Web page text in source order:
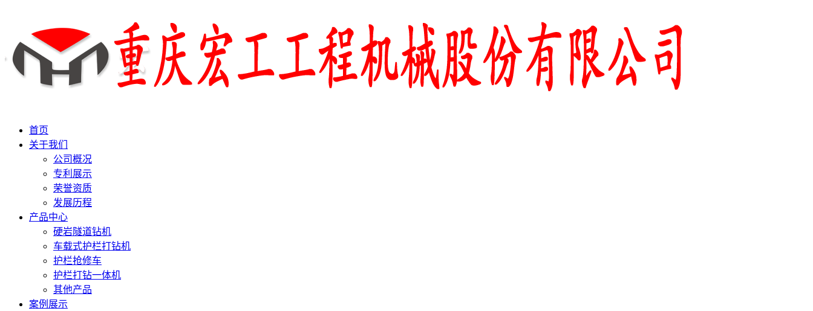
首页
关于我们
公司概况
专利展示
荣誉资质
发展历程
产品中心
硬岩隧道钻机
车载式护栏打钻机
护栏抢修车
护栏打钻一体机
其他产品
案例展示